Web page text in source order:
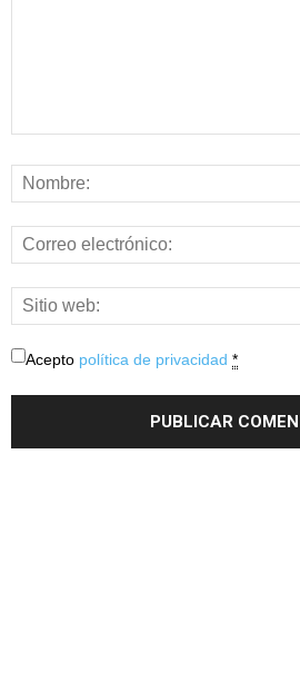
Acepto política de privacidad *